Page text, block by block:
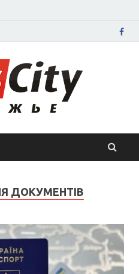
ДОКУМЕНТІВ